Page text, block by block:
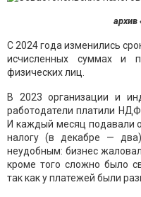
С 2024 года изменились
исчисленных суммах и
физических лиц.
В 2023 организации и
работодатели платили
И каждый месяц подавали
налогу (в декабре —
неудобным: бизнес
кроме того сложно было
так как у платежей были